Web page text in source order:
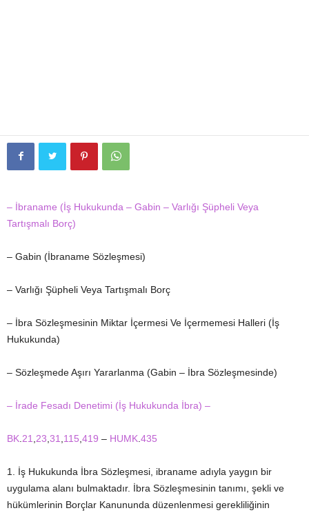
– İbraname (İş Hukukunda – Gabin – Varlığı Şüpheli Veya
Tartışmalı Borç)
– Gabin (İbraname Sözleşmesi)
– Varlığı Şüpheli Veya Tartışmalı Borç
– İbra Sözleşmesinin Miktar İçermesi Ve İçermemesi Halleri (İş
Hukukunda)
– Sözleşmede Aşırı Yararlanma (Gabin – İbra Sözleşmesinde)
– İrade Fesadı Denetimi (İş Hukukunda İbra) –
BK 21 23 31 115 419 – HUMK 435
1. İş Hukukunda İbra Sözleşmesi, ibraname adıyla yaygın bir
uygulama alanı bulmaktadır. İbra Sözleşmesinin tanımı, şekli ve
hükümlerinin Borçlar Kanununda düzenlenmesi gerekliliğinin